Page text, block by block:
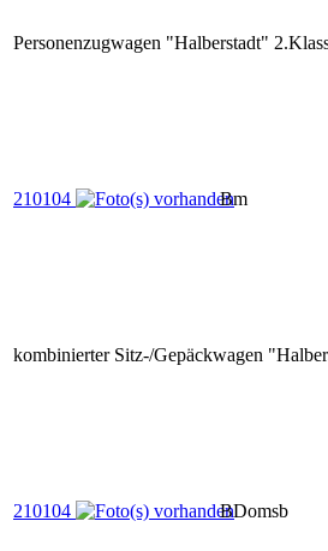
Personenzugwagen "Halberstadt"
210104 Bm
kombinierter Sitz-/Gepäckwagen
210104 BDomsb